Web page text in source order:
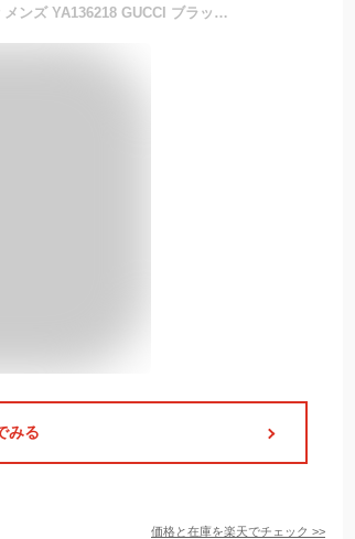
グッチ ダイヴ 45mm スネーク 蛇 腕時計 メンズ YA136218 GUCCI ブラック 高級 ブランド おしゃれ 防水 プレゼント 男性 実用的
みる
価格と在庫を楽天でチェック >>